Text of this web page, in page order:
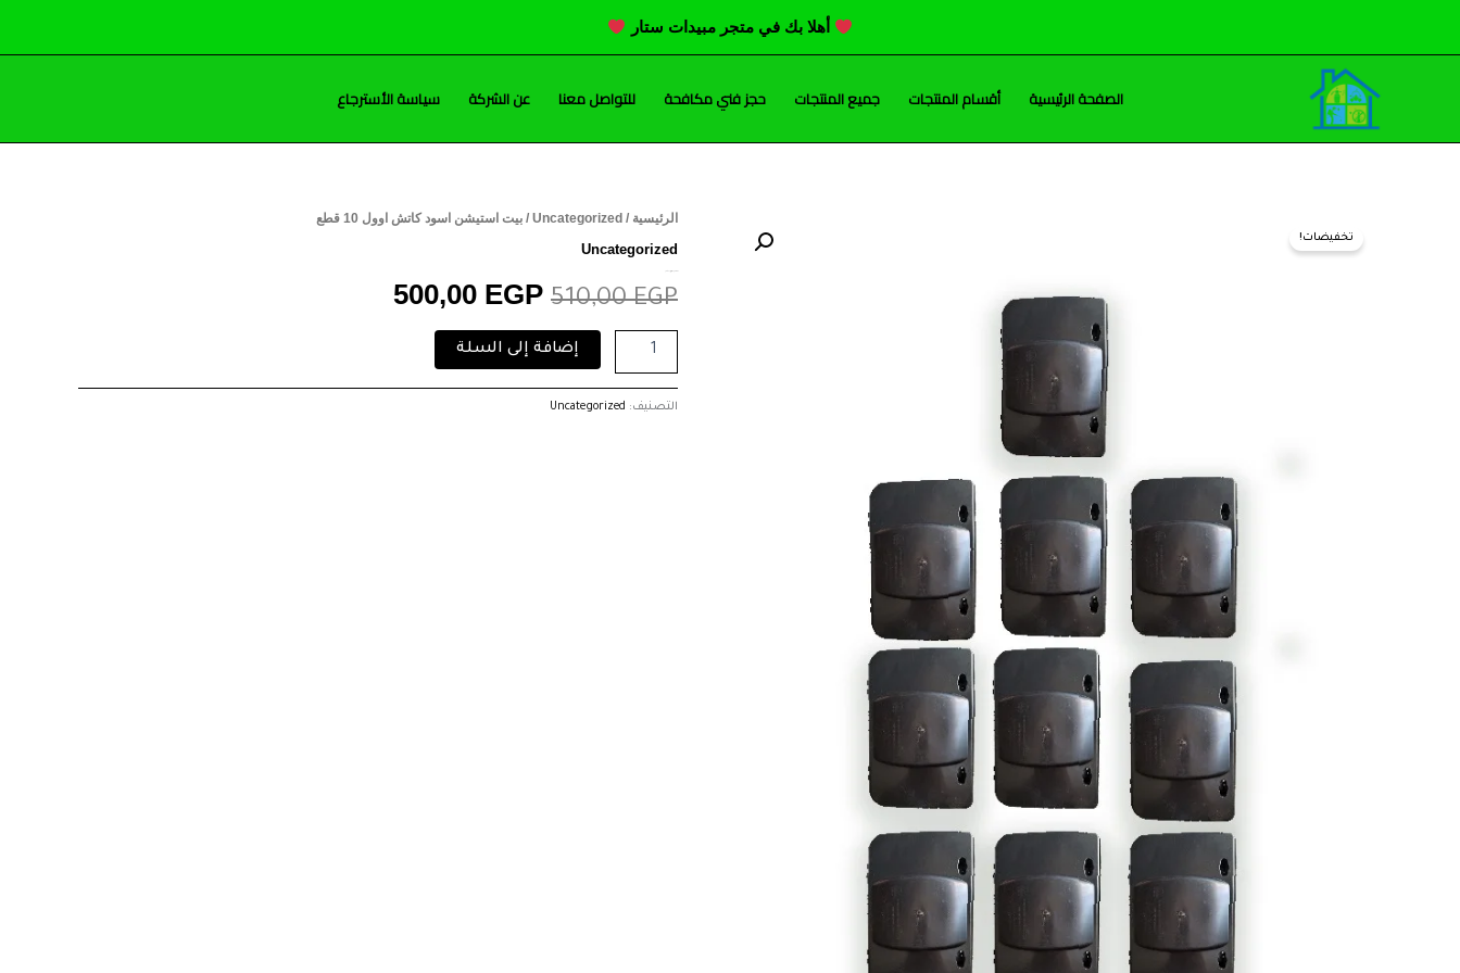
المحتوى
أهلا بك في متجر مبيدات ستار
الصفحة الرئيسية أقسام المنتجات جميع المنتجات حجز فني مكافحة للتواصل معنا عن الشركة سياسة الأسترجاع
تخفيضات!
الرئيسية /
Uncategorized / بيت استيشن اسود كاتش اوول 10 قطع
Uncategorized
510,00EGP
السعر
510,00 EGP.
500,00 EGP
السعر
كمية
بيت
استيشن
اسود
كاتش
اوول
قطع
إضافة إلى السلة
التصنيف: Uncategorized